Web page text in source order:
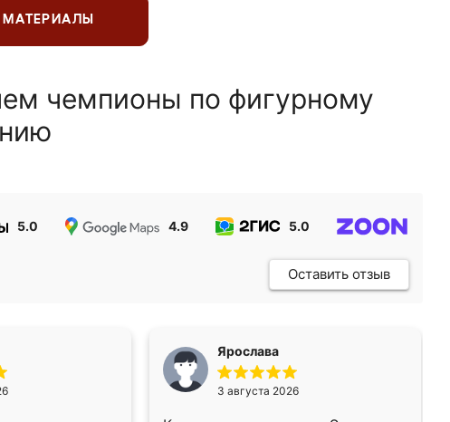
МАТЕРИАЛЫ
чемпионы по фигурному
5.0 4.9 5.0
Оставить отзыв
Ярослава
3 августа 2026